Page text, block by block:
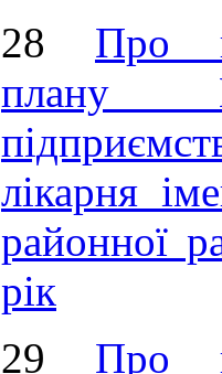
28 Про
плану
лікарня
районної
рік
29 Про